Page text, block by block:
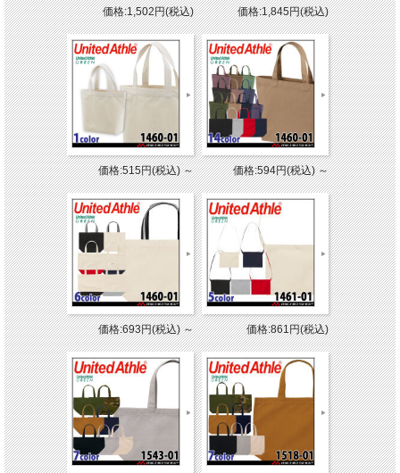
価格:1,502円(税込) 価格:1,845円(税込)
価格:515円(税込)～ 価格:594円(税込)～
価格:693円(税込)～ 価格:861円(税込)